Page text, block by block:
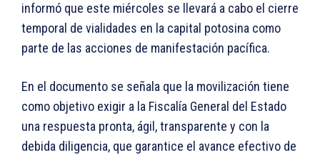
informó que este miércoles se llevará a cabo el cierre
temporal de vialidades en la capital potosina como
parte de las acciones de manifestación pacífica.
En el documento se señala que la movilización tiene
como objetivo exigir a la Fiscalía General del Estado
una respuesta pronta, ágil, transparente y con la
debida diligencia, que garantice el avance efectivo de